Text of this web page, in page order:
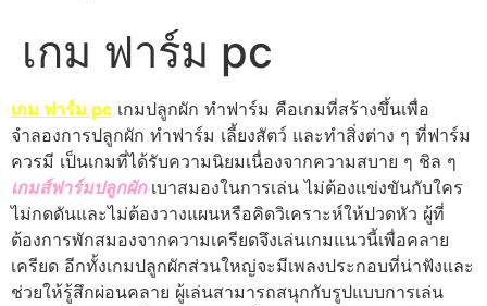
เกม ฟาร์ม pc
เกม ฟาร์ม pc เกมปลูกผัก ทําฟาร์ม คือเกมที่สร้างขึ้นเพื่อ
จำลองการปลูกผัก ทำฟาร์ม เลี้ยงสัตว์ และทำสิ่งต่าง ๆ ที่ฟาร์ม
ควรมี เป็นเกมที่ได้รับความนิยมเนื่องจากความสบาย ๆ ชิล ๆ
เกมส์ฟาร์มปลูกผัก เบาสมองในการเล่น ไม่ต้องแข่งขันกับใคร
ไม่กดดันและไม่ต้องวางแผนหรือคิดวิเคราะห์ให้ปวดหัว ผู้ที่
ต้องการพักสมองจากความเครียดจึงเล่นเกมแนวนี้เพื่อคลาย
เครียด อีกทั้งเกมปลูกผักส่วนใหญ่จะมีเพลงประกอบที่น่าฟังและ
ช่วยให้รู้สึกผ่อนคลาย ผู้เล่นสามารถสนุกกับรูปแบบการเล่น